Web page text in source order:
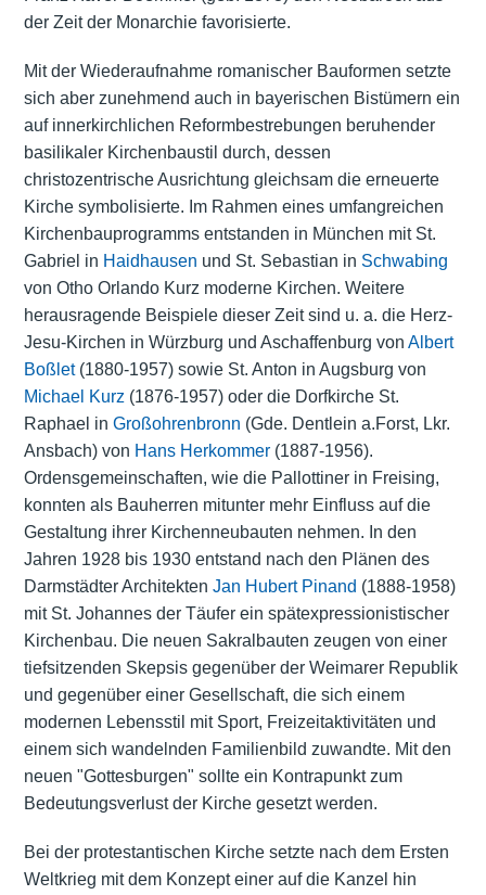
der Zeit der Monarchie favorisierte.
Mit der Wiederaufnahme romanischer Bauformen setzte
sich aber zunehmend auch in bayerischen Bistümern ein
auf innerkirchlichen Reformbestrebungen beruhender
basilikaler Kirchenbaustil durch, dessen
christozentrische Ausrichtung gleichsam die erneuerte
Kirche symbolisierte. Im Rahmen eines umfangreichen
Kirchenbauprogramms entstanden in München mit St.
Gabriel in Haidhausen und St. Sebastian in Schwabing
von Otho Orlando Kurz moderne Kirchen. Weitere
herausragende Beispiele dieser Zeit sind u. a. die Herz-
Jesu-Kirchen in Würzburg und Aschaffenburg von Albert
Boßlet(1880-1957) sowie St. Anton in Augsburg von
Michael Kurz (1876-1957) oder die Dorfkirche St.
Raphael in Großohrenbronn (Gde. Dentlein a.Forst, Lkr.
Ansbach) von Hans Herkommer(1887-1956).
Ordensgemeinschaften, wie die Pallottiner in Freising,
konnten als Bauherren mitunter mehr Einfluss auf die
Gestaltung ihrer Kirchenneubauten nehmen. In den
Jahren 1928 bis 1930 entstand nach den Plänen des
Darmstädter Architekten Jan Hubert Pinand (1888-1958)
mit St. Johannes der Täufer ein spätexpressionistischer
Kirchenbau. Die neuen Sakralbauten zeugen von einer
tiefsitzenden Skepsis gegenüber der Weimarer Republik
und gegenüber einer Gesellschaft, die sich einem
modernen Lebensstil mit Sport, Freizeitaktivitäten und
einem sich wandelnden Familienbild zuwandte. Mit den
neuen "Gottesburgen" sollte ein Kontrapunkt zum
Bedeutungsverlust der Kirche gesetzt werden.
Bei der protestantischen Kirche setzte nach dem Ersten
Weltkrieg mit dem Konzept einer auf die Kanzel hin